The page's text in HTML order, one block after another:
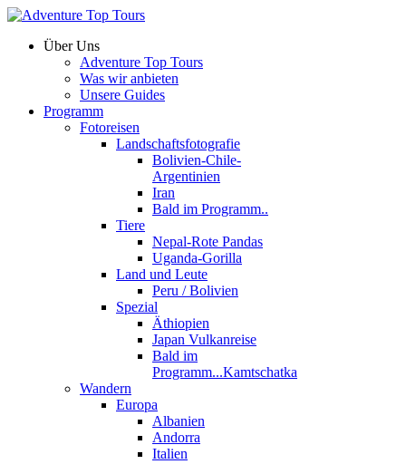
Über Uns
Adventure Top Tours
Was wir anbieten
Unsere Guides
Programm
Fotoreisen
Landschaftsfotografie
Bolivien-Chile-
Argentinien
Iran
Bald im Programm..
Tiere
Nepal-Rote Pandas
Uganda-Gorilla
Land und Leute
Peru / Bolivien
Spezial
Äthiopien
Japan Vulkanreise
Bald im
Programm...Kamtschatka
Wandern
Europa
Albanien
Andorra
Italien